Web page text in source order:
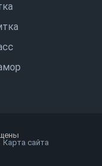
Карта сайта